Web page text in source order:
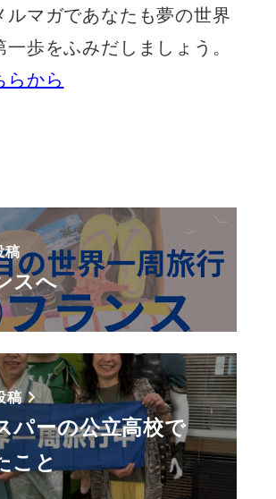
ルマガであなたも夢の世界
一歩をふみだしましょう。
らから
稿
スへ
稿
パーの公立高校で
こと